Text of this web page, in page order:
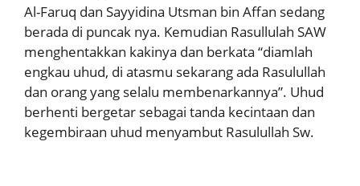
Al-Faruq dan Sayyidina Utsman bin Affan sedang
berada di puncak nya. Kemudian Rasullulah SAW
menghentakkan kakinya dan berkata “diamlah
engkau uhud, di atasmu sekarang ada Rasulullah
dan orang yang selalu membenarkannya”. Uhud
berhenti bergetar sebagai tanda kecintaan dan
kegembiraan uhud menyambut Rasulullah Sw.